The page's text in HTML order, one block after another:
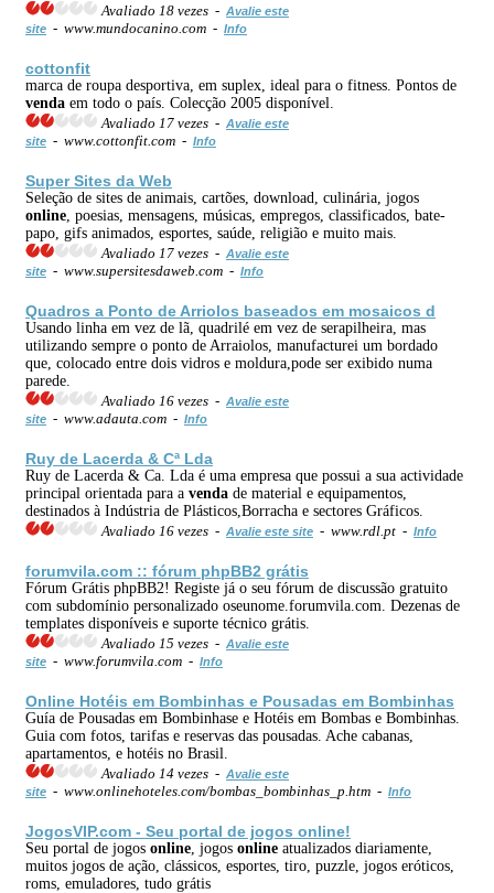
Avaliado 18 vezes - Avalie este
site - www.mundocanino.com - Info
cottonfit
marca de roupa desportiva, em suplex, ideal para o fitness. Pontos de
venda em todo o país. Colecção 2005 disponível.
Avaliado 17 vezes - Avalie este
site - www.cottonfit.com - Info
Super Sites da Web
Seleção de sites de animais, cartões, download, culinária, jogos
online , poesias, mensagens, músicas, empregos, classificados, bate-
papo, gifs animados, esportes, saúde, religião e muito mais.
Avaliado 17 vezes - Avalie este
site - www.supersitesdaweb.com - Info
Quadros a Ponto de Arriolos baseados em mosaicos d
Usando linha em vez de lã, quadrilé em vez de serapilheira, mas
utilizando sempre o ponto de Arraiolos, manufacturei um bordado
que, colocado entre dois vidros e moldura,pode ser exibido numa
parede.
Avaliado 16 vezes - Avalie este
site - www.adauta.com - Info
Ruy de Lacerda & Cª Lda
Ruy de Lacerda & Ca. Lda é uma empresa que possui a sua actividade
principal orientada para a venda de material e equipamentos,
destinados à Indústria de Plásticos,Borracha e sectores Gráficos.
Avaliado 16 vezes - Avalie este site - www.rdl.pt - Info
forumvila.com :: fórum phpBB2 grátis
Fórum Grátis phpBB2! Registe já o seu fórum de discussão gratuito
com subdomínio personalizado oseunome.forumvila.com. Dezenas de
templates disponíveis e suporte técnico grátis.
Avaliado 15 vezes - Avalie este
site - www.forumvila.com - Info
Online Hotéis em Bombinhas e Pousadas em Bombinhas
Guía de Pousadas em Bombinhase e Hotéis em Bombas e Bombinhas.
Guia com fotos, tarifas e reservas das pousadas. Ache cabanas,
apartamentos, e hotéis no Brasil.
Avaliado 14 vezes - Avalie este
site - www.onlinehoteles.com/bombas_bombinhas_p.htm - Info
JogosVIP.com - Seu portal de jogos online!
Seu portal de jogos online , jogos online atualizados diariamente,
muitos jogos de ação, clássicos, esportes, tiro, puzzle, jogos eróticos,
roms, emuladores, tudo grátis